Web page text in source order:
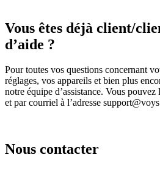
Vous êtes déjà client/
d’aide ?
Pour toutes vos questions concernant
réglages, vos appareils et bien plus
notre équipe d’assistance. Vous
et par courriel à l’adresse
Nous contacter